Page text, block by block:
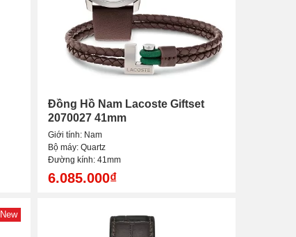
Đồng Hồ Nam Lacoste Giftset
2070027 41mm
Giới tính: Nam
Bộ máy: Quartz
Đường kính: 41mm
6.085.000₫
New